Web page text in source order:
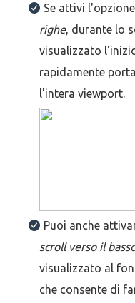
Se attivi l'opzione
righe, durante lo
visualizzato
rapidamente
l'intera viewport.
Puoi anche
scroll verso il
visualizzato al
che consente di